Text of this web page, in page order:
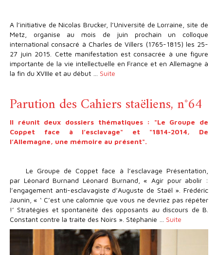
A l’initiative de Nicolas Brucker, l’Université de Lorraine, site de
Metz, organise au mois de juin prochain un colloque
international consacré à Charles de Villers (1765-1815) les 25-
27 juin 2015. Cette manifestation est consacrée à une figure
importante de la vie intellectuelle en France et en Allemagne à
la fin du XVIIIe et au début … Suite
Parution des Cahiers staëliens, n°64
Il réunit deux dossiers thématiques : "Le Groupe de
Coppet face à l’esclavage" et "1814-2014, De
l’Allemagne, une mémoire au présent".
Le Groupe de Coppet face à l’esclavage Présentation,
par Léonard Burnand Léonard Burnand, « Agir pour abolir :
l’engagement anti-esclavagiste d’Auguste de Staël ». Frédéric
Jaunin, « ‘ C’est une calomnie que vous ne devriez pas répéter
!’ Stratégies et spontanéité des opposants au discours de B.
Constant contre la traite des Noirs ». Stéphanie … Suite